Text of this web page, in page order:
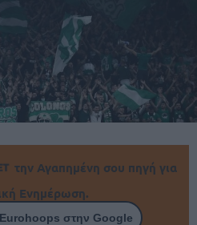
την Αγαπημένη σου πηγή για
Ενημέρωση.
στην Google